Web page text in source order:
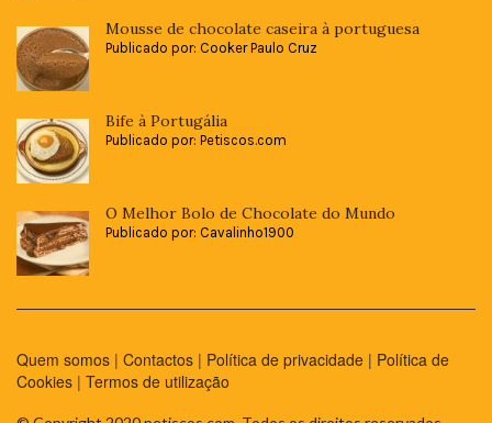
Mousse de chocolate caseira à portuguesa
Publicado por: Cooker Paulo Cruz
Bife à Portugália
Publicado por: Petiscos.com
O Melhor Bolo de Chocolate do Mundo
Publicado por: Cavalinho1900
Quem somos | Contactos | Política de privacidade | Política de
Cookies | Termos de utilização